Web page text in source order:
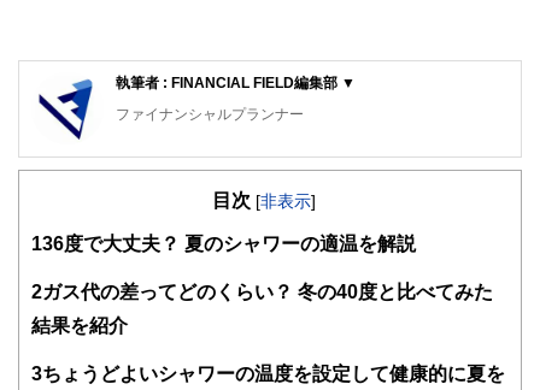
執筆者 : FINANCIAL FIELD編集部 ▼
ファイナンシャルプランナー
FinancialField編集部は、金融、経済に関する記事を、日々
知識がない方でも理解できるようわかりやすく発信していま
得者を中心に「お金や暮らし」に関する書籍・雑誌の編集経
験者で構成され、企画立案から記事掲載まですべての工程に
関わることで、読者目線のコンテンツを追求しています。
FinancialFieldの特徴は、ファイナンシャルプランナー、弁
目次 [非表示]
1 36度で大丈夫？ 夏のシャワーの適温を解説
2ガス代の差ってどのくらい？ 冬の40度と比べてみた
結果を紹介
3ちょうどよいシャワーの温度を設定して健康的に夏を